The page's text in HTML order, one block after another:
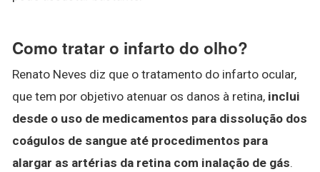
Como tratar o infarto do olho?
Renato Neves diz que o tratamento do infarto ocular,
que tem por objetivo atenuar os danos à retina, inclui
desde o uso de medicamentos para dissolução dos
coágulos de sangue até procedimentos para
alargar as artérias da retina com inalação de gás.